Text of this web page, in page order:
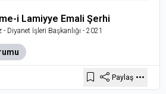
i Lamiyye Emali Şerhi
- Diyanet İşleri Başkanlığı - 2021
Paylaş